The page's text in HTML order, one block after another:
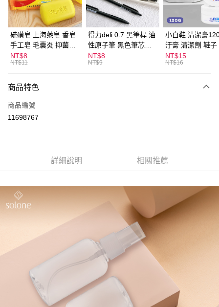
街口支付
悠遊付
ATM付款
全家取貨付款
每筆NT$60，滿NT$599(含以上)免運費
付款後全家取貨
每筆NT$60，滿NT$599(含以上)免運費
每筆NT$60，滿NT$599(含以上)免運費
每筆NT$120，滿NT$1,999(含以上)免運費
硫磺皂 上海藥皂 香皂
手工皂 毛囊炎 抑菌除
蟎 清潔護膚 去油去痘
寵物皮膚病 狗狗貓咪
NT$8
NT$11
得力deli 0.7 黑筆桿 油
性原子筆 黑色筆芯
S304
NT$8
NT$9
小白鞋 清潔膏
汙膏 清潔劑 鞋子
漬 白皮鞋 鞋油
NT$15
NT$16
商品特色
商品編號
11698767
詳細說明 相關推薦